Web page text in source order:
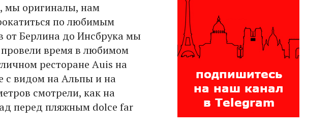
мы оригиналы, нам
по любимым
от Берлина до Инсбрука мы
провели время в любимом
ресторане Auis на
с видом на Альпы и на
смотрели, как на
перед пляжным dolce far